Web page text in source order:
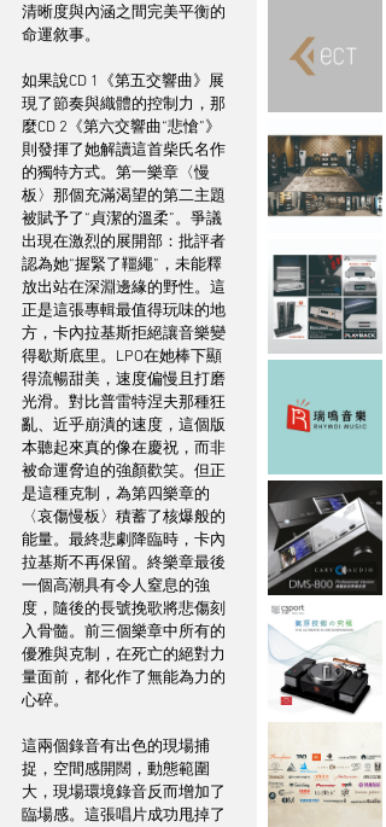
清晰度與內涵之間完美平衡的
命運敘事。
如果說CD 1《第五交響曲》展
現了節奏與織體的控制力，那
麼CD 2《第六交響曲“悲愴”》
則發揮了她解讀這首柴氏名作
的獨特方式。第一樂章〈慢
板〉那個充滿渴望的第二主題
被賦予了“貞潔的溫柔”。爭議
出現在激烈的展開部：批評者
認為她“握緊了韁繩”，未能釋
放出站在深淵邊緣的野性。這
正是這張專輯最值得玩味的地
方，卡內拉基斯拒絕讓音樂變
得歇斯底里。LPO在她棒下顯
得流暢甜美，速度偏慢且打磨
光滑。對比普雷特涅夫那種狂
亂、近乎崩潰的速度，這個版
本聽起來真的像在慶祝，而非
被命運脅迫的強顏歡笑。但正
是這種克制，為第四樂章的
〈哀傷慢板〉積蓄了核爆般的
能量。最終悲劇降臨時，卡內
拉基斯不再保留。終樂章最後
一個高潮具有令人窒息的強
度，隨後的長號挽歌將悲傷刻
入骨髓。前三個樂章中所有的
優雅與克制，在死亡的絕對力
量面前，都化作了無能為力的
心碎。
這兩個錄音有出色的現場捕
捉，空間感開闊，動態範圍
大，現場環境錄音反而增加了
臨場感。這張唱片成功甩掉了